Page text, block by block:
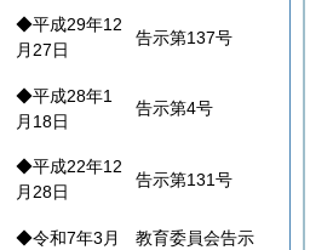
◆平成29年12
月27日
告示第137号
◆平成28年1
月18日
告示第4号
◆平成22年12
月28日
告示第131号
◆令和7年3月
教育委員会告示